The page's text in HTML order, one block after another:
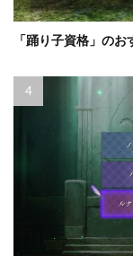
「踊り子資格」の